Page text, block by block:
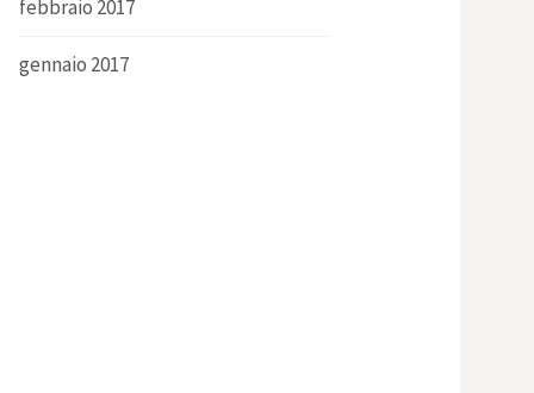
febbraio 2017
gennaio 2017